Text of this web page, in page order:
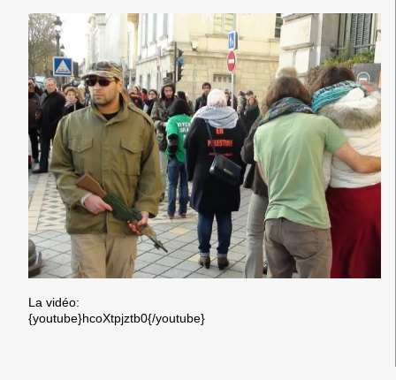
La vidéo:
{youtube}hcoXtpjztb0{/youtube}